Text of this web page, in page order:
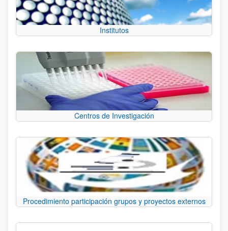
Institutos
Centros de Investigación
Procedimiento participación grupos y proyectos externos